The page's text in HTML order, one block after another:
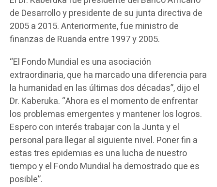
de Desarrollo y presidente de su junta directiva de
2005 a 2015. Anteriormente, fue ministro de
finanzas de Ruanda entre 1997 y 2005.
“El Fondo Mundial es una asociación
extraordinaria, que ha marcado una diferencia para
la humanidad en las últimas dos décadas”, dijo el
Dr. Kaberuka. “Ahora es el momento de enfrentar
los problemas emergentes y mantener los logros.
Espero con interés trabajar con la Junta y el
personal para llegar al siguiente nivel. Poner fin a
estas tres epidemias es una lucha de nuestro
tiempo y el Fondo Mundial ha demostrado que es
posible”.